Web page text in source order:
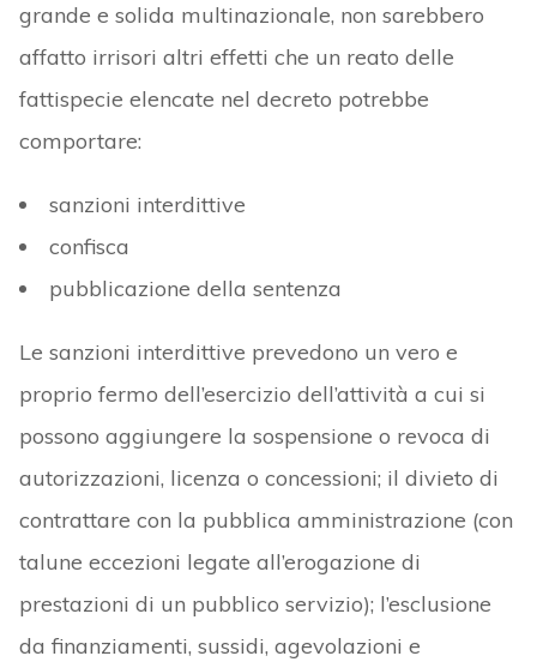
grande e solida multinazionale, non sarebbero
affatto irrisori altri effetti che un reato delle
fattispecie elencate nel decreto potrebbe
comportare:
sanzioni interdittive
confisca
pubblicazione della sentenza
Le sanzioni interdittive prevedono un vero e
proprio fermo dell’esercizio dell’attività a cui si
possono aggiungere la sospensione o revoca di
autorizzazioni, licenza o concessioni; il divieto di
contrattare con la pubblica amministrazione (con
talune eccezioni legate all’erogazione di
prestazioni di un pubblico servizio); l’esclusione
da finanziamenti, sussidi, agevolazioni e